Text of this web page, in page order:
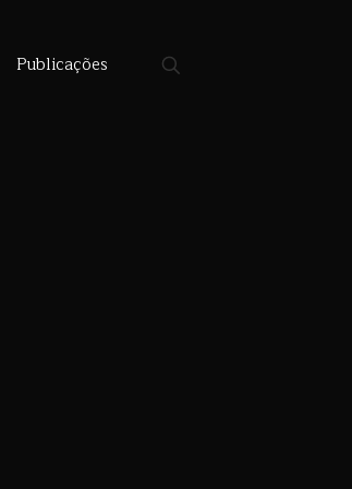
Publicações